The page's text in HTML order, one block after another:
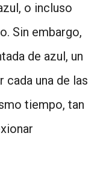
o incluso
Sin embargo,
de azul, un
cada una de las
tiempo, tan